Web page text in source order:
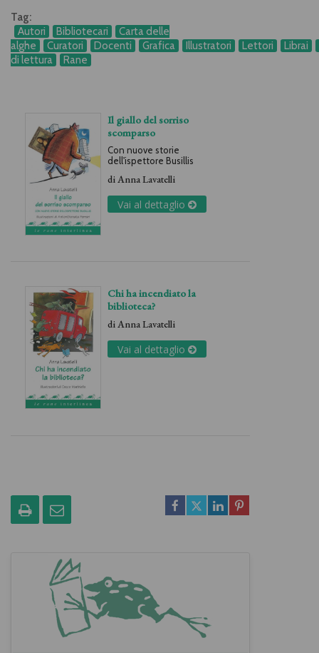
Tag:
Autori
Bibliotecari
Carta delle
alghe
Curatori Docenti Grafica Illustratori Lettori
Librai
di lettura
Rane
Il giallo del sorriso
scomparso
Con nuove storie
dell'ispettore Busillis
diAnna Lavatelli
Vai al dettaglio
Chi ha incendiato la
biblioteca?
diAnna Lavatelli
Vai al dettaglio